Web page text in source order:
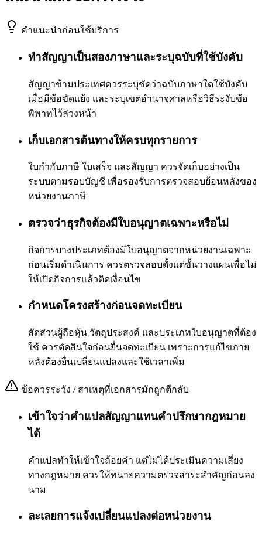
คำแนะนำก่อนใช้บริการ
ทำสัญญาเป็นสองภาษาและระบุฉบับที่ใช้บังคับ
สัญญาข้ามประเทศควรระบุชัดว่าฉบับภาษาใดใช้บังคับ
เมื่อมีข้อขัดแย้ง และระบุเขตอำนาจศาลหรือวิธีระงับข้อ
พิพาทไว้ล่วงหน้า
เก็บเอกสารต้นทางให้ครบทุกรายการ
ใบกำกับภาษี ใบเสร็จ และสัญญา ควรจัดเก็บอย่างเป็น
ระบบตามรอบบัญชี เพื่อรองรับการตรวจสอบย้อนหลังของ
หน่วยงานภาษี
ตรวจว่าธุรกิจต้องมีใบอนุญาตเฉพาะหรือไม่
กิจการบางประเภทต้องมีใบอนุญาตจากหน่วยงานเฉพาะ
ก่อนเริ่มดำเนินการ ควรตรวจสอบตั้งแต่ขั้นวางแผนเพื่อไม่
ให้เปิดกิจการแล้วติดเงื่อนไข
กำหนดโครงสร้างก่อนจดทะเบียน
สัดส่วนผู้ถือหุ้น วัตถุประสงค์ และประเภทใบอนุญาตที่ต้อง
ใช้ ควรตัดสินใจก่อนยื่นจดทะเบียน เพราะการแก้ไขภาย
หลังต้องยื่นเปลี่ยนแปลงและใช้เวลาเพิ่ม
ข้อควรระวัง / สาเหตุที่เอกสารมักถูกตีกลับ
เข้าใจว่าคำแปลสัญญาแทนคำปรึกษากฎหมาย
ได้
คำแปลทำให้เข้าใจถ้อยคำ แต่ไม่ได้ประเมินความเสี่ยง
ทางกฎหมาย ควรให้ทนายความตรวจสาระสำคัญก่อนลง
นาม
ละเลยการแจ้งเปลี่ยนแปลงต่อหน่วยงาน